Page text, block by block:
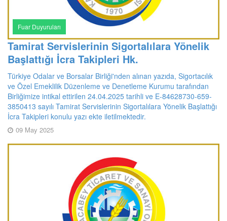
Fuar Duyuruları
Tamirat Servislerinin Sigortalılara Yönelik
Başlattığı İcra Takipleri Hk.
Türkiye Odalar ve Borsalar Birliği'nden alınan yazıda, Sigortacılık
ve Özel Emeklilik Düzenleme ve Denetleme Kurumu tarafından
Birliğimize intikal ettirilen 24.04.2025 tarihli ve E-84628730-659-
3850413 sayılı Tamirat Servislerinin Sigortalılara Yönelik Başlattığı
İcra Takipleri konulu yazı ekte iletilmektedir.
09 May 2025